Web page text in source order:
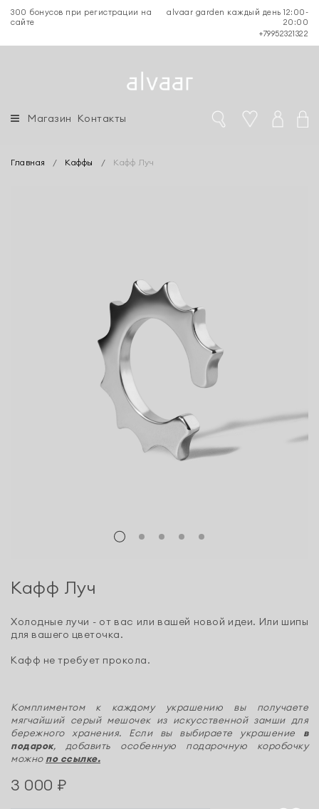
300 бонусов при регистрации на
сайте
alvaar garden каждый день 12:00-
20:00
+79952321322
Магазин Контакты
Главная / Каффы / Кафф Луч
Кафф Луч
Холодные лучи - от вас или вашей новой идеи. Или шипы
для вашего цветочка.
Кафф не требует прокола.
Комплиментом к каждому украшению вы получаете
мягчайший серый мешочек из искусственной замши для
бережного хранения. Если вы выбираете украшение в
подарок, добавить особенную подарочную коробочку
можно по ссылке.
3 000 ₽